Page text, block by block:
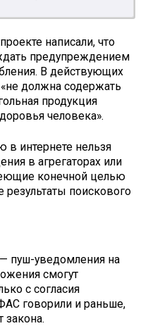
написали, что
предупреждением
В действующих
должна содержать
продукция
человека».
интернете нельзя
в агрегаторах или
конечной целью
поискового
пуш-уведомления на
смогут
с согласия
говорили и раньше,
закона.